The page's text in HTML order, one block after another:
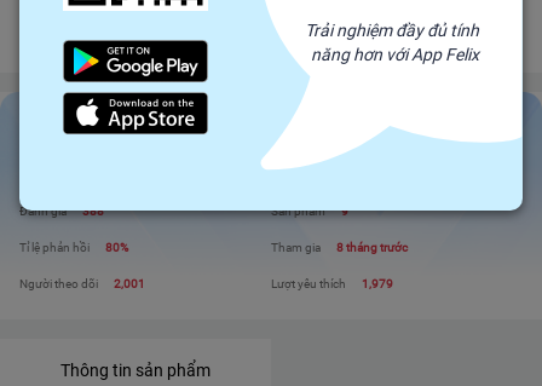
Đối tác trực tiếp của Felix, mang sản phẩm trực tiếp từ nhà sản xuất để đến
với người tiêu dùng. Giá cả cạnh tranh - Chất lượng tuyệt đối
ĐÁ PHONG THUỶ - GỖ HOÁ THẠCH HOÀNG...
Xem shop
Đánh giá 388 Sản phẩm 9
Tỉ lệ phản hồi 80% Tham gia 8 tháng trước
Người theo dõi 2,001 Lượt yêu thích 1,979
Thông tin sản phẩm
Trải nghiệm đầy đủ tính
năng hơn với App Felix